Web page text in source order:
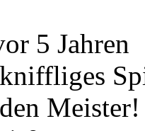
5 Jahren
Meister!